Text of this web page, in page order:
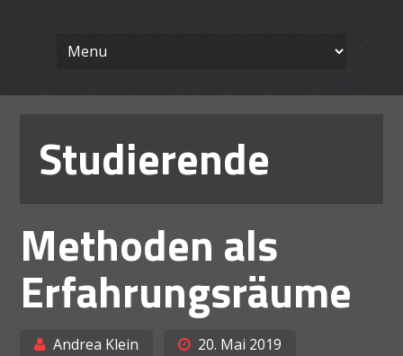
Arbeiten
Studierende
Methoden als
Erfahrungsräume
Andrea Klein
20. Mai 2019